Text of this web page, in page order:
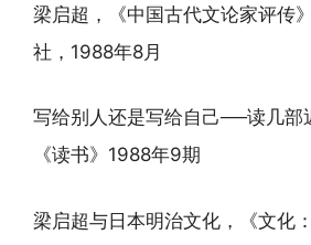
梁启超，《中国古代文论家评传
社，1988年8月
写给别人还是写给自己──读几部
《读书》1988年9期
梁启超与日本明治文化，《文化